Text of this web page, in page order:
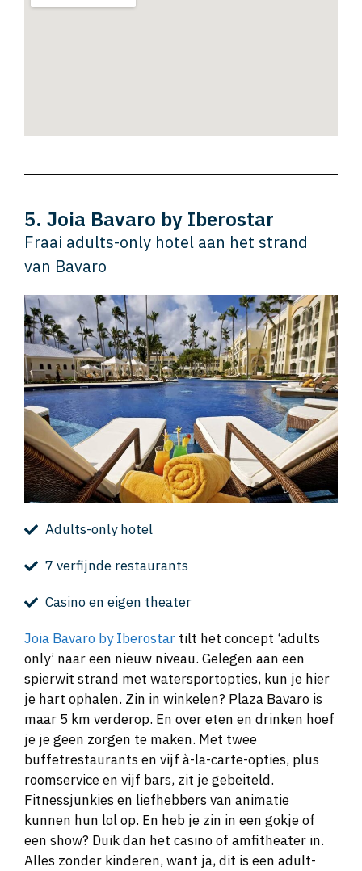
5. Joia Bavaro by Iberostar
Fraai adults-only hotel aan het strand
van Bavaro
Adults-only hotel
7 verfijnde restaurants
Casino en eigen theater
Joia Bavaro by Iberostar tilt het concept ‘adults
only’ naar een nieuw niveau. Gelegen aan een
spierwit strand met watersportopties, kun je hier
je hart ophalen. Zin in winkelen? Plaza Bavaro is
maar 5 km verderop. En over eten en drinken hoef
je je geen zorgen te maken. Met twee
buffetrestaurants en vijf à-la-carte-opties, plus
roomservice en vijf bars, zit je gebeiteld.
Fitnessjunkies en liefhebbers van animatie
kunnen hun lol op. En heb je zin in een gokje of
een show? Duik dan het casino of amfitheater in.
Alles zonder kinderen, want ja, dit is een adult-